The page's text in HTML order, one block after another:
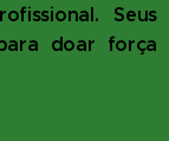
Seus
doar força